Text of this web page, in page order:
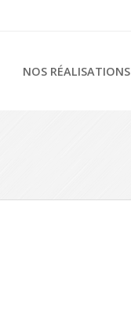
NOS RÉALISATIONS